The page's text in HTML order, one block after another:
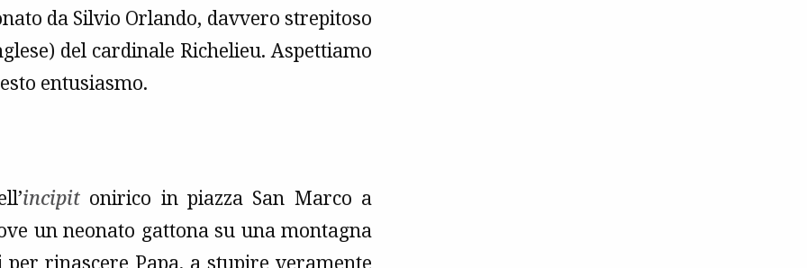
da Silvio Orlando, davvero strepitoso
del cardinale Richelieu. Aspettiamo
entusiasmo.
incipit onirico in piazza San Marco a
un neonato gattona su una montagna
rinascere Papa, a stupire veramente